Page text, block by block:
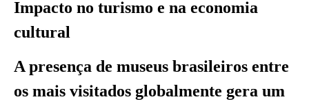
Impacto no turismo e na economia
cultural
A presença de museus brasileiros entre
os mais visitados globalmente gera um